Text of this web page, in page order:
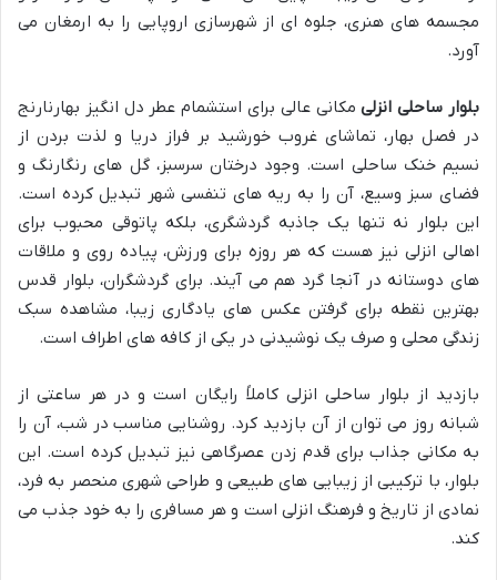
مجسمه های هنری، جلوه ای از شهرسازی اروپایی را به ارمغان می
آورد.
بلوار ساحلی انزلیمکانی عالی برای استشمام عطر دل انگیز بهارنارنج
در فصل بهار، تماشای غروب خورشید بر فراز دریا و لذت بردن از
نسیم خنک ساحلی است. وجود درختان سرسبز، گل های رنگارنگ و
فضای سبز وسیع، آن را به ریه های تنفسی شهر تبدیل کرده است.
این بلوار نه تنها یک جاذبه گردشگری، بلکه پاتوقی محبوب برای
اهالی انزلی نیز هست که هر روزه برای ورزش، پیاده روی و ملاقات
های دوستانه در آنجا گرد هم می آیند. برای گردشگران، بلوار قدس
بهترین نقطه برای گرفتن عکس های یادگاری زیبا، مشاهده سبک
زندگی محلی و صرف یک نوشیدنی در یکی از کافه های اطراف است.
بازدید از بلوار ساحلی انزلی کاملاً رایگان است و در هر ساعتی از
شبانه روز می توان از آن بازدید کرد. روشنایی مناسب در شب، آن را
به مکانی جذاب برای قدم زدن عصرگاهی نیز تبدیل کرده است. این
بلوار، با ترکیبی از زیبایی های طبیعی و طراحی شهری منحصر به فرد،
نمادی از تاریخ و فرهنگ انزلی است و هر مسافری را به خود جذب می
کند.